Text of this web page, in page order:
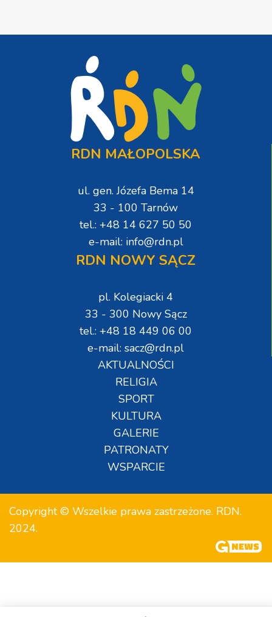
RDN MAŁOPOLSKA
ul. gen. Józefa Bema 14
33 - 100 Tarnów
tel.: +48 14 627 50 50
e-mail: info@rdn.pl
RDN NOWY SĄCZ
pl. Kolegiacki 4
33 - 300 Nowy Sącz
tel.: +48 18 449 06 00
e-mail: sacz@rdn.pl
AKTUALNOŚCI
RELIGIA
SPORT
KULTURA
GALERIE
PATRONATY
WSPARCIE
Copyright © Wszelkie prawa zastrzeżone. RDN.
2024.